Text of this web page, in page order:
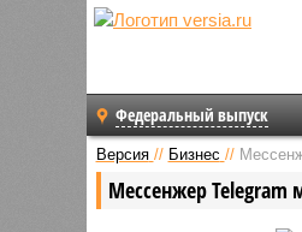
Федеральный выпуск
Версия // Бизнес //
Мессенжер Telegram